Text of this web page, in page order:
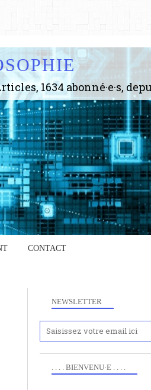
CONTACT
NEWSLETTER
. . . . BIENVENU·E . . . .
Anciennement
www.paris8philo.com,
en 2006 lors du